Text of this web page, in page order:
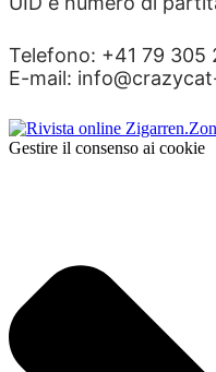
Telefono: +41 79 305
E-mail:
Gestire il consenso ai cookie